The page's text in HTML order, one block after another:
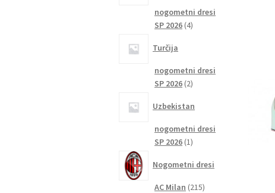
nogometni dresi
SP 2026 44
Turčija
nogometni dresi
SP 2026 22
Uzbekistan
nogometni dresi
SP 2026 11
Nogometni dresi
AC Milan 215215